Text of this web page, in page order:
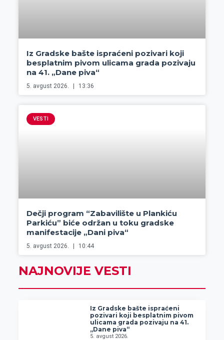
Iz Gradske bašte ispraćeni pozivari koji
besplatnim pivom ulicama grada pozivaju
na 41. „Dane piva“
5. avgust 2026. 13:36
VESTI
Dečji program “Zabavilište u Plankiću
Parkiću” biće održan u toku gradske
manifestacije „Dani piva“
5. avgust 2026. 10:44
NAJNOVIJE VESTI
Iz Gradske bašte ispraćeni
pozivari koji besplatnim pivom
ulicama grada pozivaju na 41.
„Dane piva“
5. avgust 2026.